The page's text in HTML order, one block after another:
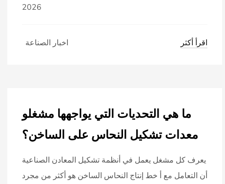
2026
اخبار الصناعة اقرأ أكثر
ما هي التحديات التي يواجهها مشغلو
معدات تشكيل النحاس على الساخن؟
يعرف كل مشغل يعمل في أنظمة تشكيل المعادن الصناعية
أن التعامل مع أ خط إنتاج النحاس الساخن هو أكثر من مجرد